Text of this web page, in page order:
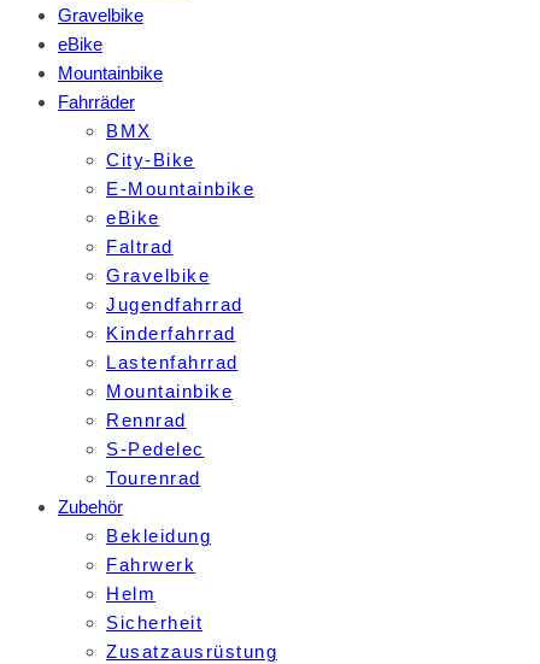
Gravelbike
eBike
Mountainbike
Fahrräder
BMX
City-Bike
E-Mountainbike
eBike
Faltrad
Gravelbike
Jugendfahrrad
Kinderfahrrad
Lastenfahrrad
Mountainbike
Rennrad
S-Pedelec
Tourenrad
Zubehör
Bekleidung
Fahrwerk
Helm
Sicherheit
Zusatzausrüstung